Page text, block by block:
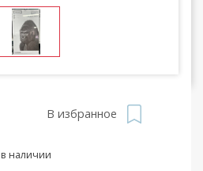
В избранное
в наличии